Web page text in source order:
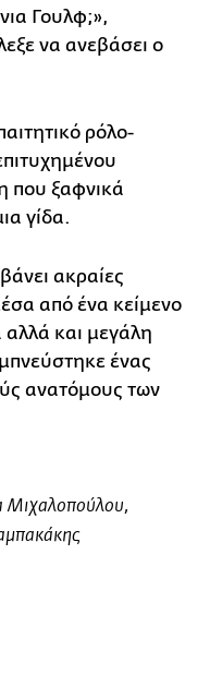
Γουλφ;»,
να ανεβάσει ο
ρόλο-
που ξαφνικά
γίδα.
ακραίες
από ένα κείμενο
και μεγάλη
ένας
ανατόμους των
Μιχαλοπούλου,